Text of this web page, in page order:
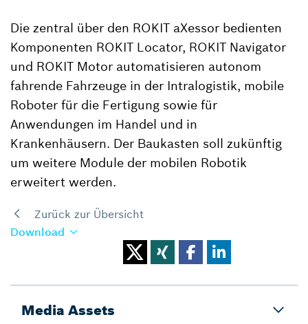
Die zentral über den ROKIT aXessor bedienten
Komponenten ROKIT Locator, ROKIT Navigator
und ROKIT Motor automatisieren autonom
fahrende Fahrzeuge in der Intralogistik, mobile
Roboter für die Fertigung sowie für
Anwendungen im Handel und in
Krankenhäusern. Der Baukasten soll zukünftig
um weitere Module der mobilen Robotik
erweitert werden.
Zurück zur Übersicht
Download
Media Assets